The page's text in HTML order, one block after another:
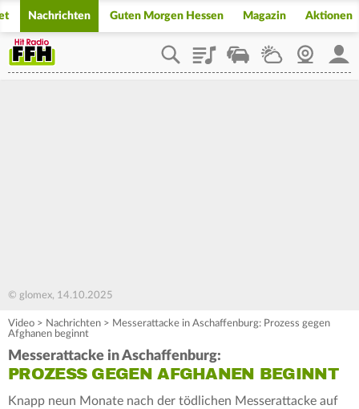
Nachrichten Guten Morgen Hessen Magazin Aktionen
PlaylistStaupilotWetterWebcam
© glomex, 14.10.2025
Video > Nachrichten > Messerattacke in Aschaffenburg: Prozess gegen
Afghanen beginnt
Messerattacke in Aschaffenburg:
PROZESS GEGEN AFGHANEN BEGINNT
Knapp neun Monate nach der tödlichen Messerattacke auf